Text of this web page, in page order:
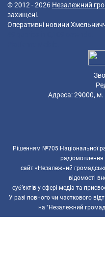
© 2012 - 2026 Незалежний
захищені.
Оперативні новини
Адреса: 29000, м.
Рішенням №705 Національної
радіомовлення
сайт «Незалежний
відомості
суб’єктів у сфері медіа та
У разі повного чи часткового
на "Незалежний